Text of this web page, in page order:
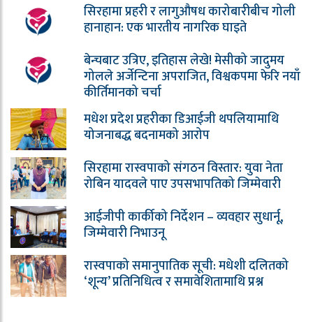
सिरहामा प्रहरी र लागुऔषध कारोबारीबीच गोली
हानाहान: एक भारतीय नागरिक घाइते
बेन्चबाट उत्रिए, इतिहास लेखे! मेसीको जादुमय
गोलले अर्जेन्टिना अपराजित, विश्वकपमा फेरि नयाँ
कीर्तिमानको चर्चा
मधेश प्रदेश प्रहरीका डिआईजी थपलियामाथि
योजनाबद्ध बदनामको आरोप
सिरहामा रास्वपाको संगठन विस्तार: युवा नेता
रोबिन यादवले पाए उपसभापतिको जिम्मेवारी
आईजीपी कार्कीको निर्देशन – व्यवहार सुधार्नू,
जिम्मेवारी निभाउनू
रास्वपाको समानुपातिक सूची: मधेशी दलितको
‘शून्य’ प्रतिनिधित्व र समावेशितामाथि प्रश्न